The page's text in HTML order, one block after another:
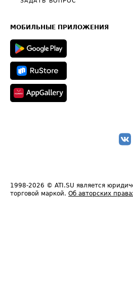
Техническая информация
МОБИЛЬНЫЕ ПРИЛОЖЕНИЯ
1998-2026 © ATI.SU является
торговой маркой. Об авторских